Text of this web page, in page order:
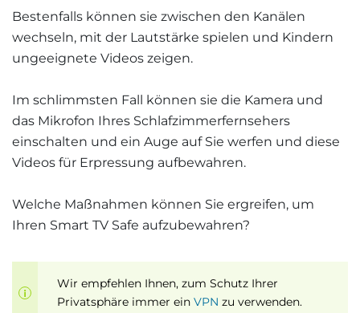
Bestenfalls können sie zwischen den Kanälen
wechseln, mit der Lautstärke spielen und Kindern
ungeeignete Videos zeigen.
Im schlimmsten Fall können sie die Kamera und
das Mikrofon Ihres Schlafzimmerfernsehers
einschalten und ein Auge auf Sie werfen und diese
Videos für Erpressung aufbewahren.
Welche Maßnahmen können Sie ergreifen, um
Ihren Smart TV Safe aufzubewahren?
Wir empfehlen Ihnen, zum Schutz Ihrer
Privatsphäre immer ein VPN zu verwenden.